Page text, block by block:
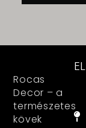
Rocas
Decor – a
természetes
kövek